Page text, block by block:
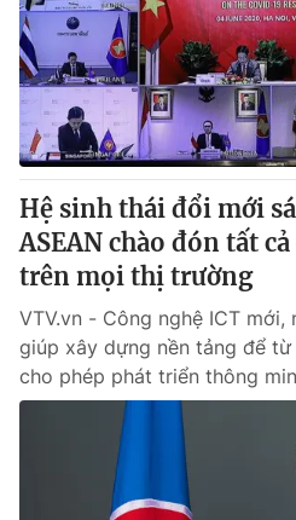
Hệ sinh thái đổi mới
ASEAN chào đón tất
trên mọi thị trường
VTV.vn - Công nghệ ICT mới,
giúp xây dựng nền tảng để
cho phép phát triển thông